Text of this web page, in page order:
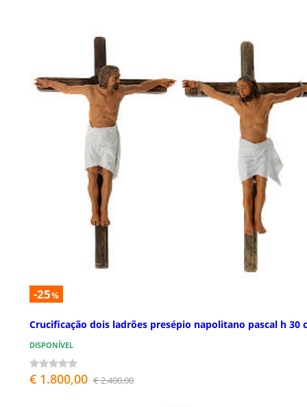
-25%
Crucificação dois ladrões presépio napolitano pascal h 30
DISPONÍVEL
€ 1.800,00 € 2.400,00